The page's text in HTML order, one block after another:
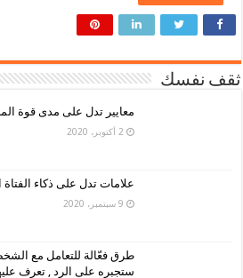
ثقف نفسك
معايير تدل على مدى قوة
2 أكتوبر، 2020
علامات تدل على ذكاء الفتاة
9 سبتمبر، 2020
طرق فعّالة للتعامل مع
ستجبره على الرد , تعرف